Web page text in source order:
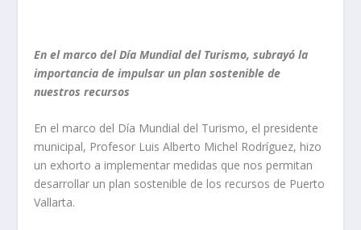
En el marco del Día Mundial del Turismo, subrayó la
importancia de impulsar un plan sostenible de
nuestros recursos
En el marco del Día Mundial del Turismo, el presidente
municipal, Profesor Luis Alberto Michel Rodríguez, hizo
un exhorto a implementar medidas que nos permitan
desarrollar un plan sostenible de los recursos de Puerto
Vallarta.